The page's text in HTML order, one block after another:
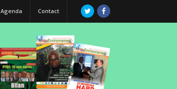
Agenda Contact